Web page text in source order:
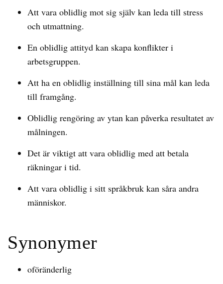
Att vara oblidlig mot sig själv kan leda till stress
och utmattning.
En oblidlig attityd kan skapa konflikter i
arbetsgruppen.
Att ha en oblidlig inställning till sina mål kan leda
till framgång.
Oblidlig rengöring av ytan kan påverka resultatet av
målningen.
Det är viktigt att vara oblidlig med att betala
räkningar i tid.
Att vara oblidlig i sitt språkbruk kan såra andra
människor.
Synonymer
oföränderlig